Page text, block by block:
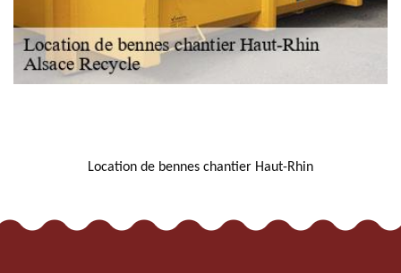
Location de bennes chantier Haut-Rhin